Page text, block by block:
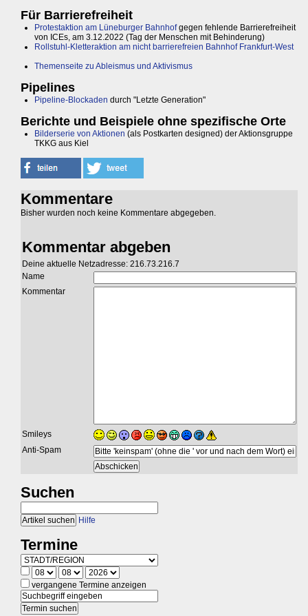
Für Barrierefreiheit
Protestaktion am Lüneburger Bahnhofgegen fehlende Barrierefreiheit
von ICEs, am 3.12.2022 (Tag der Menschen mit Behinderung)
Rollstuhl-Kletteraktion am nicht barrierefreien Bahnhof Frankfurt-West
Themenseite zu Ableismus und Aktivismus
Pipelines
Pipeline-Blockaden durch "Letzte Generation"
Berichte und Beispiele ohne spezifische Orte
Bilderserie von Aktionen (als Postkarten designed) der Aktionsgruppe
TKKG aus Kiel
Kommentare
Bisher wurden noch keine Kommentare abgegeben.
Kommentar abgeben
Deine aktuelle Netzadresse: 216.73.216.7
Name
Kommentar
Smileys
Anti-Spam
Suchen
Hilfe
Termine
vergangene Termine anzeigen